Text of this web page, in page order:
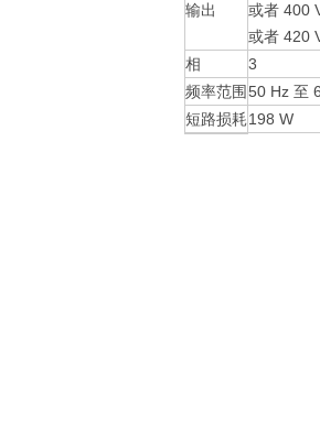
输出
或者 400
或者 420
相
3
频率范围50 Hz 至
短路损耗198 W